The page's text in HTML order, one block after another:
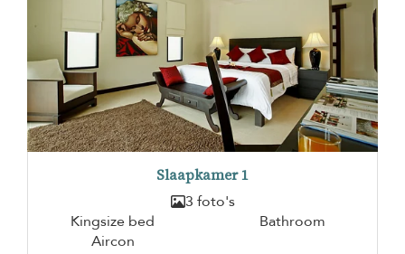
Slaapkamer 1
3 foto's
Kingsize bed
Bathroom
Aircon